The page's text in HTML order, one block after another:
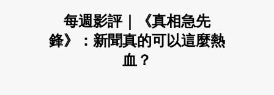
每週影評｜《真相急先
鋒》：新聞真的可以這麼熱
血？